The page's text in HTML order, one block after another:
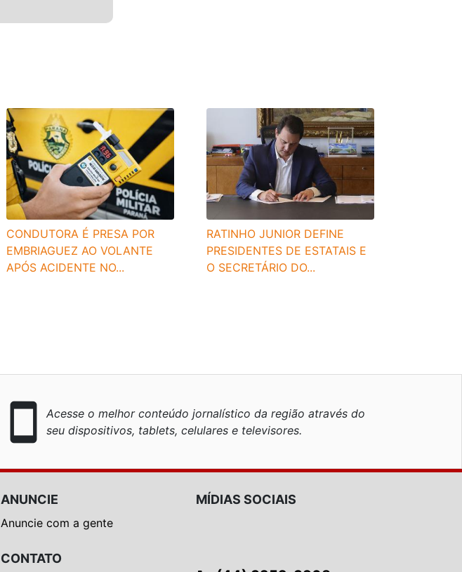
CONDUTORA É PRESA POR
EMBRIAGUEZ AO VOLANTE
APÓS ACIDENTE NO...
RATINHO JUNIOR DEFINE
PRESIDENTES DE ESTATAIS E
O SECRETÁRIO DO...
smartphone
Acesse o melhor conteúdo jornalístico da região através do
seu dispositivos, tablets, celulares e televisores.
ANUNCIE
Anuncie com a gente
CONTATO
MÍDIAS SOCIAIS